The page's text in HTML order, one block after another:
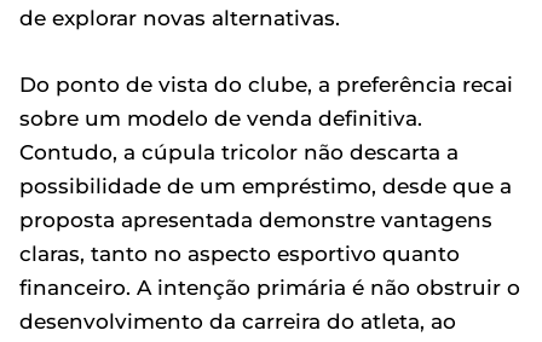
de explorar novas alternativas.
Do ponto de vista do clube, a preferência recai
sobre um modelo de venda definitiva.
Contudo, a cúpula tricolor não descarta a
possibilidade de um empréstimo, desde que a
proposta apresentada demonstre vantagens
claras, tanto no aspecto esportivo quanto
financeiro. A intenção primária é não obstruir o
desenvolvimento da carreira do atleta, ao